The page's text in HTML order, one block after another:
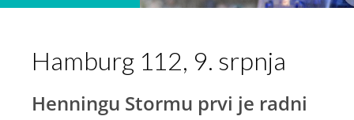
Hamburg 112, 9. srpnja
Henningu Stormu prvi je radni